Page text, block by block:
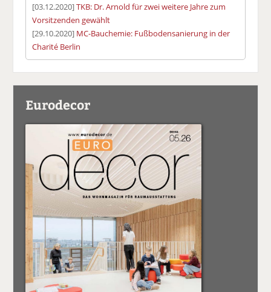
[03.12.2020]TKB: Dr. Arnold für zwei weitere Jahre zum
Vorsitzenden gewählt
[29.10.2020] MC-Bauchemie: Fußbodensanierung in der
Charité Berlin
Eurodecor